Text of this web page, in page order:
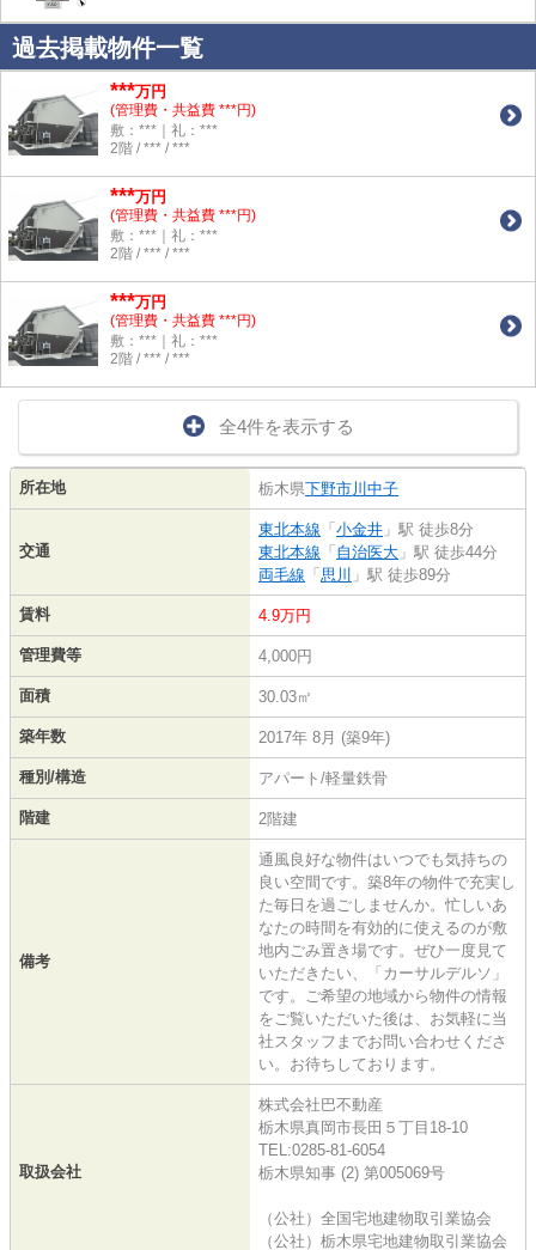
過去掲載物件一覧
***万円
(管理費・共益費 ***円)
敷：***｜礼：***
2階 / *** / ***
***万円
(管理費・共益費 ***円)
敷：***｜礼：***
2階 / *** / ***
***万円
(管理費・共益費 ***円)
敷：***｜礼：***
2階 / *** / ***
全4件を表示する
所在地 栃木県下野市川中子
交通
東北本線 「 小金井 」駅 徒歩8分
東北本線 「 自治医大 」駅 徒歩44分
両毛線 「 思川 」駅 徒歩89分
賃料 4.9万円
管理費等 4,000円
面積 30.03㎡
築年数 2017年 8月 (築9年)
種別/構造 アパート/軽量鉄骨
階建 2階建
備考
通風良好な物件はいつでも気持ちの
良い空間です。築8年の物件で充実し
た毎日を過ごしませんか。忙しいあ
なたの時間を有効的に使えるのが敷
地内ごみ置き場です。ぜひ一度見て
いただきたい、「カーサルデルソ」
です。ご希望の地域から物件の情報
をご覧いただいた後は、お気軽に当
社スタッフまでお問い合わせくださ
い。お待ちしております。
取扱会社
株式会社巴不動産
栃木県真岡市長田５丁目18-10
TEL:0285-81-6054
栃木県知事 (2) 第005069号
（公社）全国宅地建物取引業協会
（公社）栃木県宅地建物取引業協会